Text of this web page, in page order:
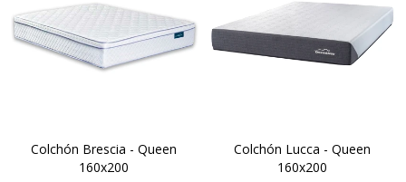
EUROPILLOW - ONE SIDE
Alta Densidad 30 Kg
Altura 24 cm
Colchón Brescia - Queen
160x200
Espuma Premium - ONE SIDE
Resistencia y Confort, Altura
de colchón 25cm.
Colchón Lucca - Queen
160x200